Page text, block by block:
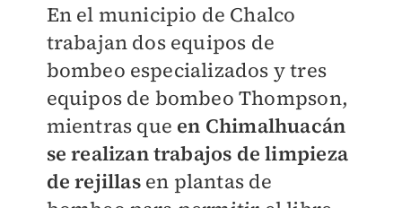
En el municipio de Chalco
trabajan dos equipos de
bombeo especializados y tres
equipos de bombeo Thompson,
mientras que en Chimalhuacán
se realizan trabajos de limpieza
de rejillasen plantas de